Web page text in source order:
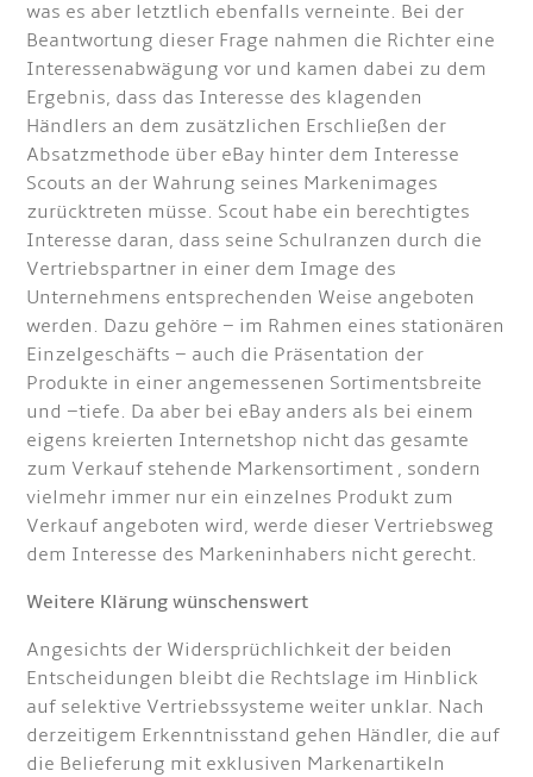
was es aber letztlich ebenfalls verneinte. Bei der
Beantwortung dieser Frage nahmen die Richter eine
Interessenabwägung vor und kamen dabei zu dem
Ergebnis, dass das Interesse des klagenden
Händlers an dem zusätzlichen Erschließen der
Absatzmethode über eBay hinter dem Interesse
Scouts an der Wahrung seines Markenimages
zurücktreten müsse. Scout habe ein berechtigtes
Interesse daran, dass seine Schulranzen durch die
Vertriebspartner in einer dem Image des
Unternehmens entsprechenden Weise angeboten
werden. Dazu gehöre – im Rahmen eines stationären
Einzelgeschäfts – auch die Präsentation der
Produkte in einer angemessenen Sortimentsbreite
und –tiefe. Da aber bei eBay anders als bei einem
eigens kreierten Internetshop nicht das gesamte
zum Verkauf stehende Markensortiment , sondern
vielmehr immer nur ein einzelnes Produkt zum
Verkauf angeboten wird, werde dieser Vertriebsweg
dem Interesse des Markeninhabers nicht gerecht.
Weitere Klärung wünschenswert
Angesichts der Widersprüchlichkeit der beiden
Entscheidungen bleibt die Rechtslage im Hinblick
auf selektive Vertriebssysteme weiter unklar. Nach
derzeitigem Erkenntnisstand gehen Händler, die auf
die Belieferung mit exklusiven Markenartikeln